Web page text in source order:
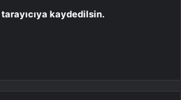
kaydedilsin.